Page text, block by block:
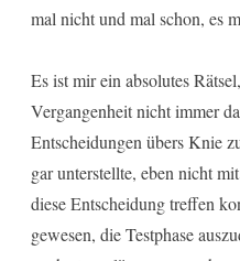
mal nicht und mal schon, es
Es ist mir ein absolutes
Vergangenheit nicht immer
Entscheidungen übers Knie
gar unterstellte, eben nicht
diese Entscheidung treffen
gewesen, die Testphase